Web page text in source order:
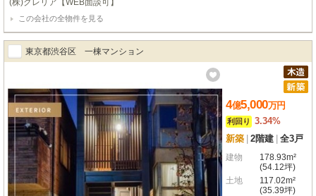
(株)クレリア【WEB面談可】
この会社の全物件を見る
東京都渋谷区 一棟マンション
4億5,000万円
利回り
3.34%
新築 2階建 全3戸
建物
178.93m²
(54.12坪)
土地
117.02m²
(35.39坪)